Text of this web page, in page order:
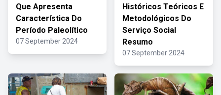
Que Apresenta
Característica Do
Período Paleolítico
07 September 2024
Históricos Teóricos E
Metodológicos Do
Serviço Social
Resumo
07 September 2024